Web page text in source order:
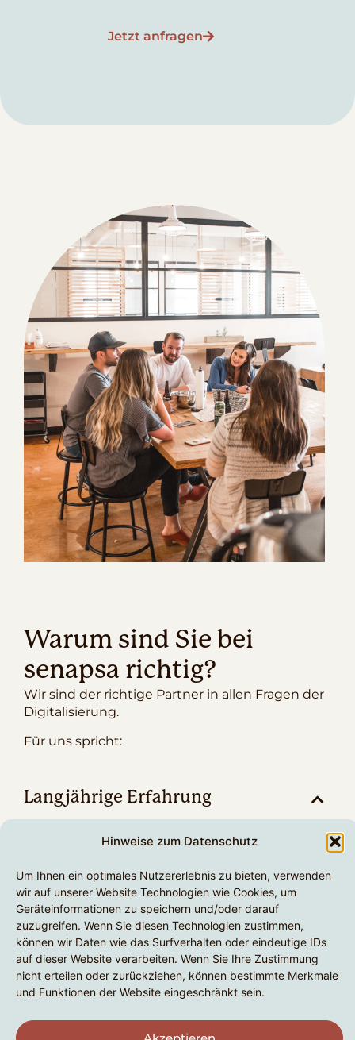
Hinweise zum Datenschutz
Um Ihnen ein optimales Nutzererlebnis zu bieten, verwenden
wir auf unserer Website Technologien wie Cookies, um
Geräteinformationen zu speichern und/oder darauf
zuzugreifen. Wenn Sie diesen Technologien zustimmen,
können wir Daten wie das Surfverhalten oder eindeutige IDs
auf dieser Website verarbeiten. Wenn Sie Ihre Zustimmung
nicht erteilen oder zurückziehen, können bestimmte Merkmale
und Funktionen der Website eingeschränkt sein.
Jetzt anfragen
Warum sind Sie bei
senapsa richtig?
Wir sind der richtige Partner in allen Fragen der
Digitalisierung.
Für uns spricht:
Langjährige Erfahrung
Wir bringen langjährige und umfangreiche
sowohl einfache wie auch komplexe Lösungen
für unterschiedliche Branchen und
Einsatzbereiche.
Zielgenaue Ausführung